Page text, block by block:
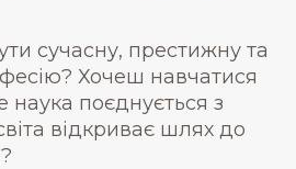
сучасну, престижну та
Хочеш навчатися
наука поєднується з
відкриває шлях до